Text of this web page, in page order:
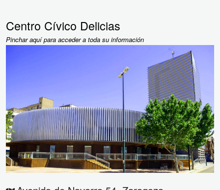
Centro Cívico Delicias
Pinchar aquí para acceder a toda su información